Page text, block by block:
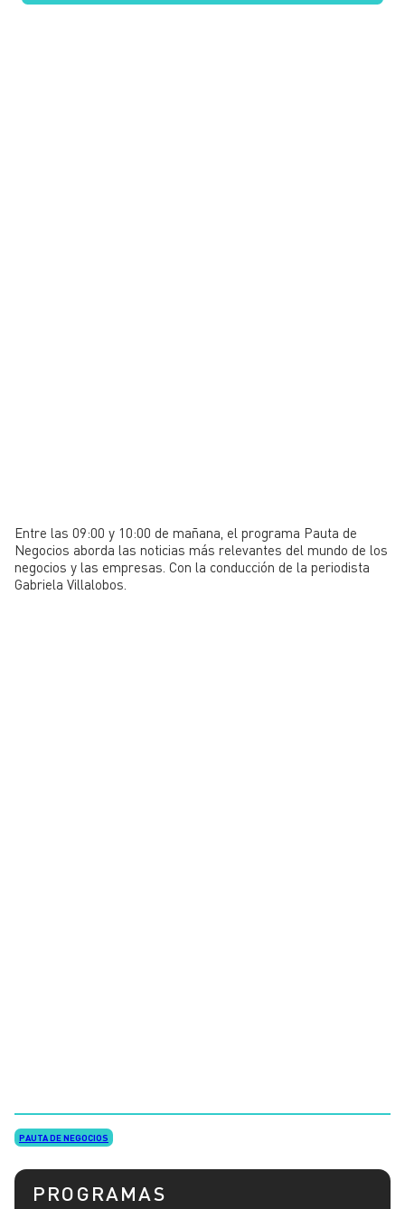
Entre las 09:00 y 10:00 de mañana, el programa Pauta de
Negocios aborda las noticias más relevantes del mundo de los
negocios y las empresas. Con la conducción de la periodista
Gabriela Villalobos.
PAUTA DE NEGOCIOS
PROGRAMAS